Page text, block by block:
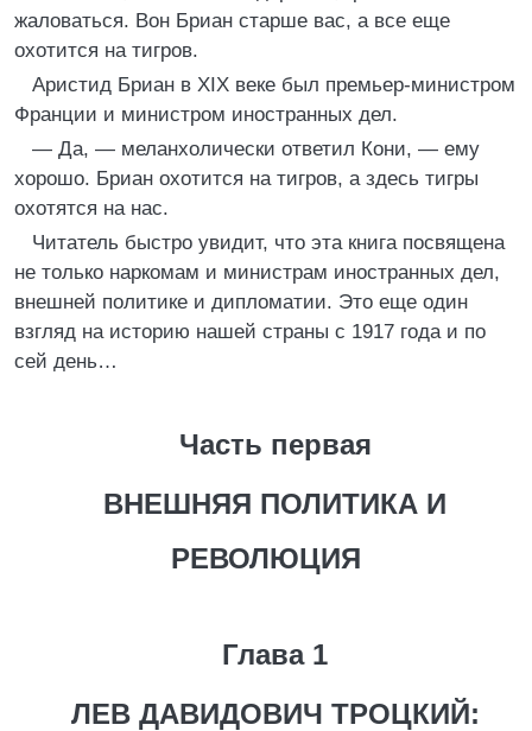
жаловаться. Вон Бриан старше вас, а все еще
охотится на тигров.
Аристид Бриан в XIX веке был премьер-министром
Франции и министром иностранных дел.
— Да, — меланхолически ответил Кони, — ему
хорошо. Бриан охотится на тигров, а здесь тигры
охотятся на нас.
Читатель быстро увидит, что эта книга посвящена
не только наркомам и министрам иностранных дел,
внешней политике и дипломатии. Это еще один
взгляд на историю нашей страны с 1917 года и по
сей день…
Часть первая
ВНЕШНЯЯ ПОЛИТИКА И
РЕВОЛЮЦИЯ
Глава 1
ЛЕВ ДАВИДОВИЧ ТРОЦКИЙ: